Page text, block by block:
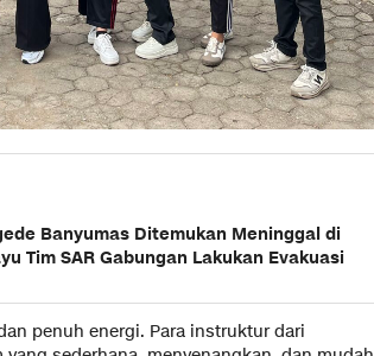
Banyumas Ditemukan Meninggal di
Tim SAR Gabungan Lakukan Evakuasi
penuh energi. Para instruktur dari